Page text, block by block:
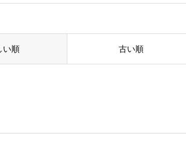
い順 古い順